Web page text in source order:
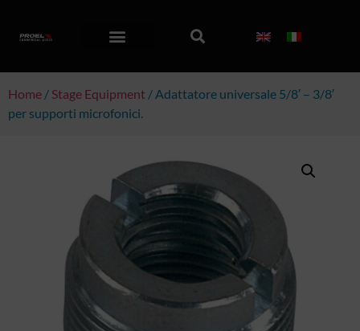
Home / Stage Equipment / Adattatore universale 5/8′ – 3/8′
per supporti microfonici.